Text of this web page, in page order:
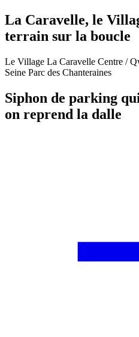
La Caravelle, le
terrain sur la boucle
Le Village La Caravelle Centre /
Seine Parc des Chanteraines
Siphon de parking
on reprend la dalle